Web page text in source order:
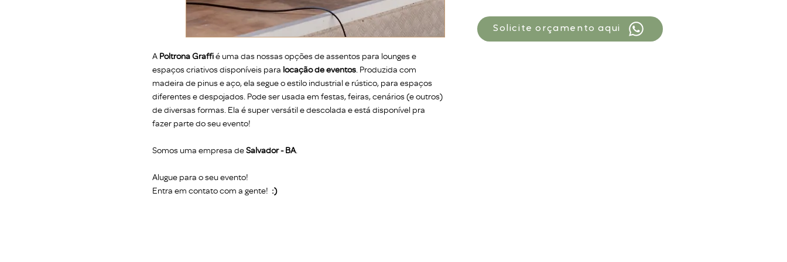
A Poltrona Graffié uma das nossas opções de assentos para lounges e
espaços criativos disponíveis para locação de eventos. Produzida com
madeira de pinus e aço, ela segue o estilo industrial e rústico, para espaços
diferentes e despojados. Pode ser usada em festas, feiras, cenários (e outros)
de diversas formas. Ela é super versátil e descolada e está disponível pra
fazer parte do seu evento!
Somos uma empresa deSalvador - BA.
Alugue para o seu evento!
Entra em contato com a gente! :)
Solicite orçamento aqui